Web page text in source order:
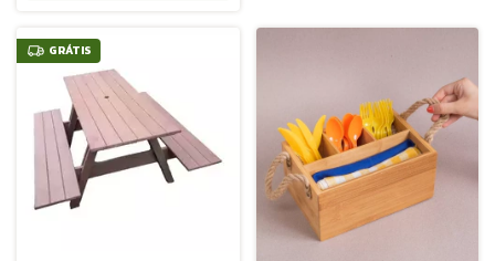
GRÁTIS